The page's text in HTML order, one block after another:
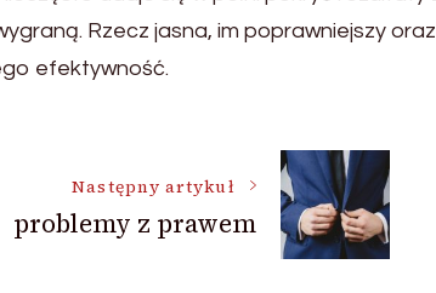
Rzecz jasna, im poprawniejszy oraz
efektywność.
Następny artykuł
problemy z prawem